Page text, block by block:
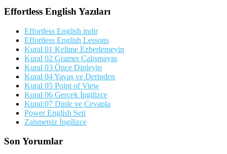
Effortless English Yazıları
Effortless English indir
Effortless English Lessons
Kural 01 Kelime Ezberlemeyin
Kural 02 Gramer Çalışmayın
Kural 03 Önce Dinleyin
Kural 04 Yavaş ve Derinden
Kural 05 Point of View
Kural 06 Gerçek İngilizce
Kural:07 Dinle ve Cevapla
Power English Seti
Zahmetsiz İngilizce
Son Yorumlar